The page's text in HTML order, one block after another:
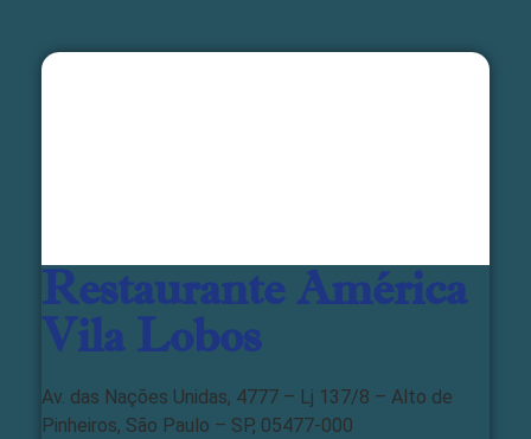
Restaurante América
Vila Lobos
Av. das Nações Unidas, 4777 – Lj 137/8 – Alto de
Pinheiros, São Paulo – SP, 05477-000